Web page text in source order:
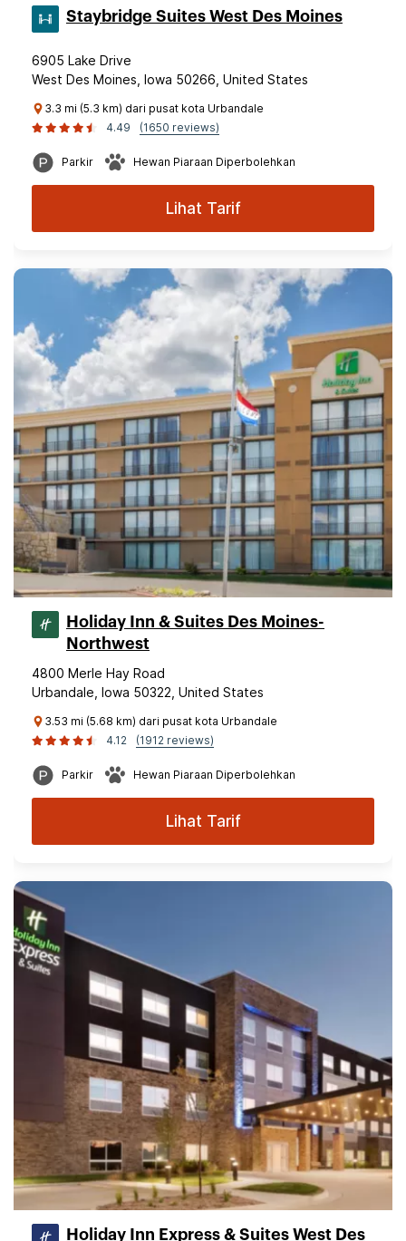
Staybridge Suites West Des Moines
6905 Lake Drive
West Des Moines, Iowa 50266, United States
3.3 mi (5.3 km) dari pusat kota Urbandale
4.49
(1650 reviews)
Parkir Hewan Piaraan Diperbolehkan
Lihat Tarif
Holiday Inn & Suites Des Moines-
Northwest
4800 Merle Hay Road
Urbandale, Iowa 50322, United States
3.53 mi (5.68 km) dari pusat kota Urbandale
4.12
(1912 reviews)
Parkir Hewan Piaraan Diperbolehkan
Lihat Tarif
Holiday Inn Express & Suites West Des